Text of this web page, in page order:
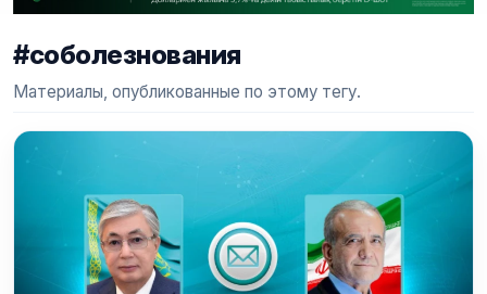
#соболезнования
Материалы, опубликованные по этому тегу.